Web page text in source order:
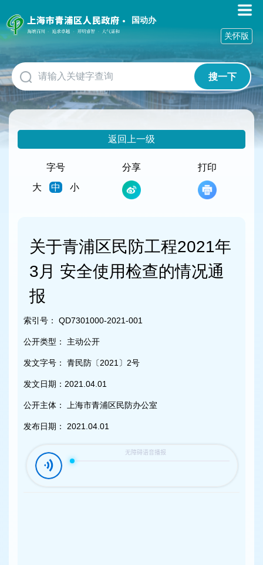
障
碍
作
说
明
跳
到
网
国动办
搜一下
关怀版
返回上一级
字号
大
中 小
分享 打印
关于青浦区民防工程2021年
3月 安全使用检查的情况通
报
索引号： QD7301000-2021-001
公开类型： 主动公开
发文字号： 青民防〔2021〕2号
发文日期： 2021.04.01
公开主体： 上海市青浦区民防办公室
发布日期： 2021.04.01